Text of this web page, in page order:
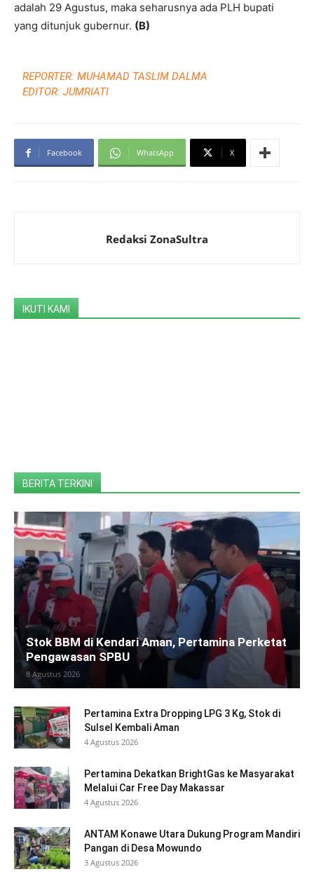
adalah 29 Agustus, maka seharusnya ada PLH bupati
yang ditunjuk gubernur. (B)
REPORTER: MUHAMAD TASLIM DALMA
EDITOR: JUMRIATI
Facebook WhatsApp X
Redaksi ZonaSultra
IKUTI KAMI
BERITA TERKINI
Stok BBM di Kendari Aman, Pertamina Perketat
Pengawasan SPBU
8 Agustus 2026
Pertamina Extra Dropping LPG 3 Kg, Stok di
Sulsel Kembali Aman
4 Agustus 2026
Pertamina Dekatkan BrightGas ke Masyarakat
Melalui Car Free Day Makassar
4 Agustus 2026
ANTAM Konawe Utara Dukung Program Mandiri
Pangan di Desa Mowundo
3 Agustus 2026